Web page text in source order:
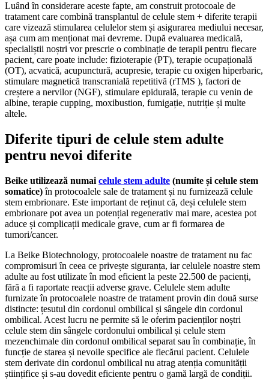
Luând în considerare aceste fapte, am construit protocoale de
tratament care combină transplantul de celule stem + diferite terapii
care vizează stimularea celulelor stem și asigurarea mediului necesar,
așa cum am menționat mai devreme. După evaluarea medicală,
specialiștii noștri vor prescrie o combinație de terapii pentru fiecare
pacient, care poate include: fizioterapie (PT), terapie ocupațională
(OT), acvatică, acupunctură, acupresie, terapie cu oxigen hiperbaric,
stimulare magnetică transcranială repetitivă (rTMS ), factori de
creștere a nervilor (NGF), stimulare epidurală, terapie cu venin de
albine, terapie cupping, moxibustion, fumigație, nutriție și multe
altele.
Diferite tipuri de celule stem adulte
pentru nevoi diferite
Beike utilizează numai celule stem adulte (numite și celule stem
somatice)în protocoalele sale de tratament și nu furnizează celule
stem embrionare. Este important de reținut că, deși celulele stem
embrionare pot avea un potențial regenerativ mai mare, acestea pot
aduce și complicații medicale grave, cum ar fi formarea de
tumori/cancer.
La Beike Biotechnology, protocoalele noastre de tratament nu fac
compromisuri în ceea ce privește siguranța, iar celulele noastre stem
adulte au fost utilizate în mod eficient la peste 22.500 de pacienți,
fără a fi raportate reacții adverse grave. Celulele stem adulte
furnizate în protocoalele noastre de tratament provin din două surse
distincte: țesutul din cordonul ombilical și sângele din cordonul
ombilical. Acest lucru ne permite să le oferim pacienților noștri
celule stem din sângele cordonului ombilical și celule stem
mezenchimale din cordonul ombilical separat sau în combinație, în
funcție de starea și nevoile specifice ale fiecărui pacient. Celulele
stem derivate din cordonul ombilical nu atrag atenția comunității
științifice și s-au dovedit eficiente pentru o gamă largă de condiții.